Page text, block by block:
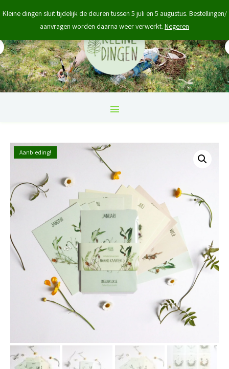
Aanbieding!
Kleine dingen sluit tijdelijk de deuren tussen 5 juli en 5 augustus. Bestellingen/
aanvragen worden daarna weer verwerkt. Negeren